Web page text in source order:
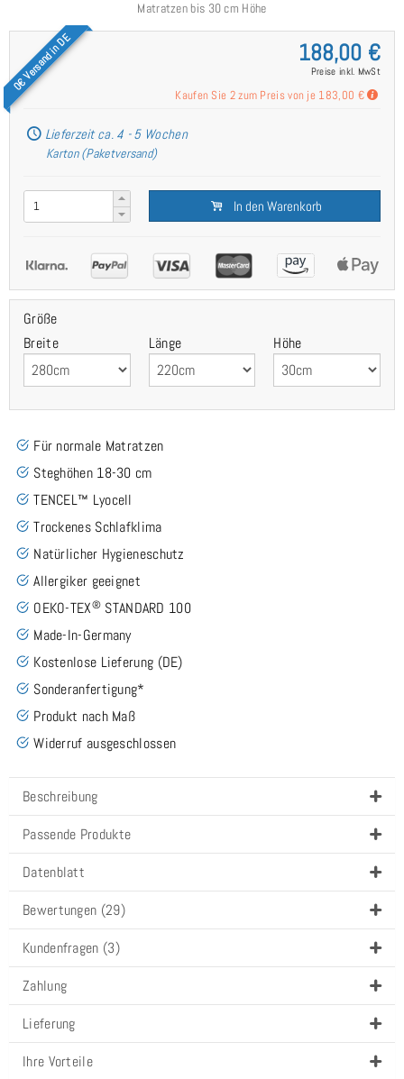
Matratzen bis 30 cm Höhe
0€ Versand in DE 188,00 €
Preise inkl. MwSt
Kaufen Sie 2 zum Preis von je 183,00 €
Lieferzeit ca. 4 - 5 Wochen
Karton (Paketversand)
In den Warenkorb
Größe
Breite
Länge Höhe
Für normale Matratzen
Steghöhen 18-30 cm
TENCEL™ Lyocell
Trockenes Schlafklima
Natürlicher Hygieneschutz
Allergiker geeignet
OEKO-TEX® STANDARD 100
Made-In-Germany
Kostenlose Lieferung (DE)
Sonderanfertigung*
Produkt nach Maß
Widerruf ausgeschlossen
Beschreibung
Passende Produkte
Datenblatt
Bewertungen (29)
Kundenfragen (3)
Zahlung
Lieferung
Ihre Vorteile